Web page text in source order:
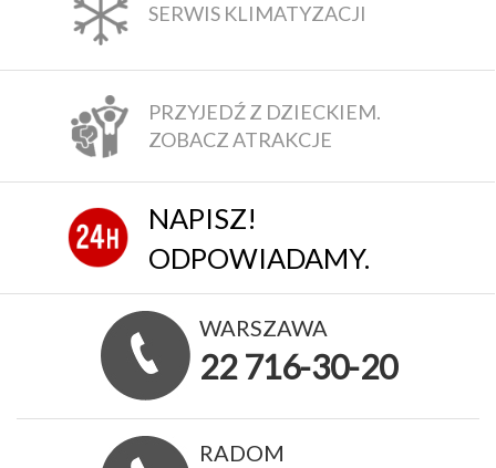
SERWIS KLIMATYZACJI
PRZYJEDŹ Z DZIECKIEM.
ZOBACZ ATRAKCJE
NAPISZ!
ODPOWIADAMY.
WARSZAWA
22 716-30-20
RADOM